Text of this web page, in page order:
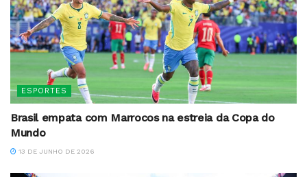
ESPORTES
Brasil empata com Marrocos na estreia da Copa do
Mundo
13 DE JUNHO DE 2026